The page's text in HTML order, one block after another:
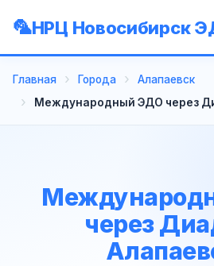
НРЦ Новосибирск
Главная Города
Алапаевск
Международный ЭДО через
через